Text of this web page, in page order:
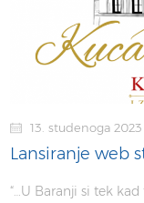
13. studenoga 2023
Lansiranje web
“…U Baranji si tek